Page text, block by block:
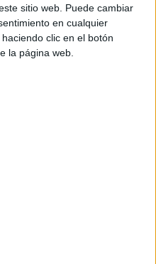
sitio web. Puede cambiar
en cualquier
clic en el botón
la página web.
ofrecer diferentes
para que los